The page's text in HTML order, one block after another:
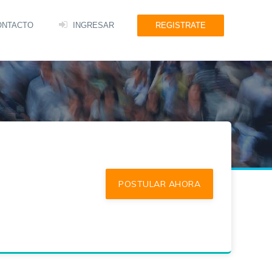
INGRESAR REGISTRATE